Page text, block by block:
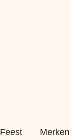
Feest Merken